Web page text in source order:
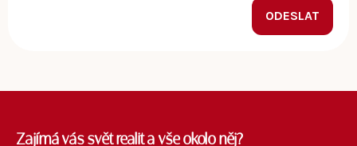
ODESLAT
Zajímá vás svět realit a vše okolo něj?